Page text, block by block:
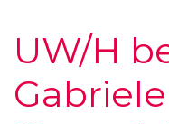
UW/H
Gabriele